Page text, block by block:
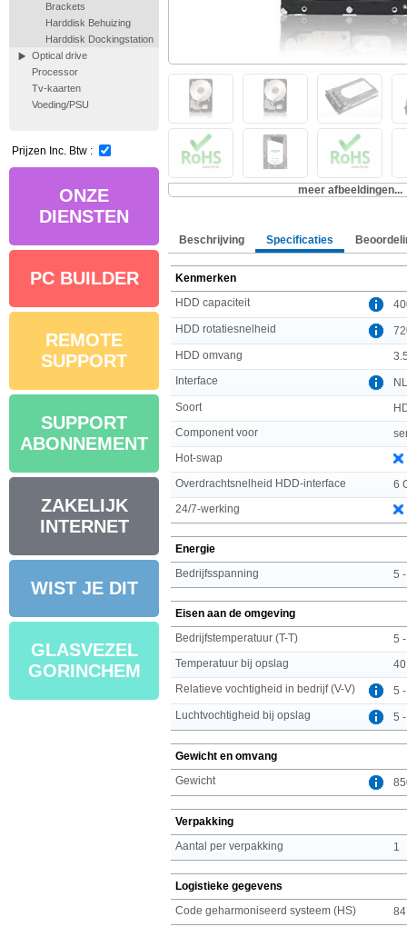
Brackets
Harddisk Behuizing
Harddisk Dockingstation
Optical drive
Processor
Tv-kaarten
Voeding/PSU
Prijzen Inc. Btw :
ONZE
DIENSTEN
PC BUILDER
REMOTE
SUPPORT
SUPPORT
ABONNEMENT
ZAKELIJK
INTERNET
WIST JE DIT
GLASVEZEL
GORINCHEM
meer afbeeldingen...
Beschrijving Specificaties
Kenmerken
HDD capaciteit
HDD rotatiesnelheid
HDD omvang
Interface
Soort
Component voor
Hot-swap
Overdrachtsnelheid HDD-interface
6
24/7-werking
Energie
Bedrijfsspanning
5
Eisen aan de omgeving
Bedrijfstemperatuur (T-T)
5
Temperatuur bij opslag
Relatieve vochtigheid in bedrijf (V-V)
5
Luchtvochtigheid bij opslag
5
Gewicht en omvang
Gewicht
Verpakking
Aantal per verpakking
1
Logistieke gegevens
Code geharmoniseerd systeem (HS)